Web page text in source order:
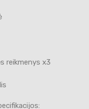
reikmenys x3